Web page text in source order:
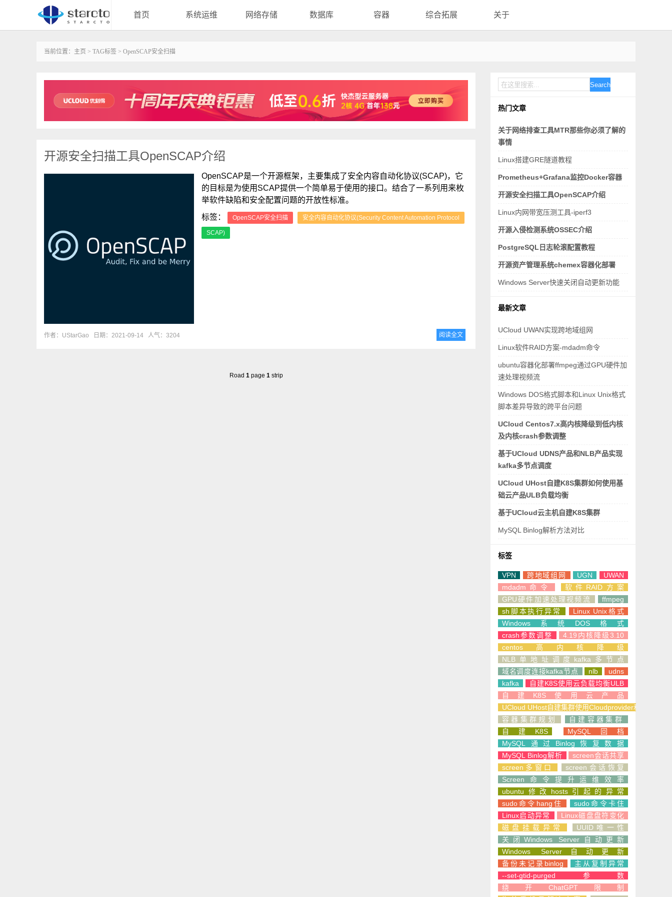
首页 系统运维 网络存储 数据库 容器 综合拓展 关于
当前位置： 主页 > TAG标签 > OpenSCAP安全扫描
开源安全扫描工具OpenSCAP介绍
OpenSCAP是一个开源框架，主要集成了安全内容自动化协议(SCAP)，它
的目标是为使用SCAP提供一个简单易于使用的接口。结合了一系列用来枚
举软件缺陷和安全配置问题的开放性标准。
标签：
OpenSCAP安全扫描 安全内容自动化协议(Security Content Automation Protocol
SCAP)
作者：UStarGao 日期：2021-09-14 人气：3204 阅读全文
Road 1 page 1 strip
Search
热门文章
关于网络排查工具MTR那些你必须了解的
事情
Linux搭建GRE隧道教程
Prometheus+Grafana监控Docker容器
开源安全扫描工具OpenSCAP介绍
Linux内网带宽压测工具-iperf3
开源入侵检测系统OSSEC介绍
PostgreSQL日志轮滚配置教程
开源资产管理系统chemex容器化部署
Windows Server快速关闭自动更新功能
最新文章
UCloud UWAN实现跨地域组网
Linux软件RAID方案-mdadm命令
ubuntu容器化部署ffmpeg通过GPU硬件加
速处理视频流
Windows DOS格式脚本和Linux Unix格式
脚本差异导致的跨平台问题
UCloud Centos7.x高内核降级到低内核
及内核crash参数调整
基于UCloud UDNS产品和NLB产品实现
kafka多节点调度
UCloud UHost自建K8S集群如何使用基
础云产品ULB负载均衡
基于UCloud云主机自建K8S集群
MySQL Binlog解析方法对比
标签
VPN 跨地域组网 UGN
UWAN
mdadm命令
软件RAID方案
GPU硬件加速处理视频流
ffmpeg
sh脚本执行异常
Linux Unix格式
Windows系统DOS格式
crash参数调整
4.19内核降级3.10
centos高内核降级
NLB单地址调度kafka多节点
域名调度连接kafka节点
nlb
udns
kafka
自建K8S使用云负载均衡ULB
自建K8S使用云产品
UCloud UHost自建集群使用Cloudprovider和CSI
容器集群规划
自建容器集群
自建K8S
MySQL回档
MySQL通过Binlog恢复数据
MySQL Binlog解析
screen会话共享
screen多窗口
screen会话恢复
Screen命令提升运维效率
ubuntu修改hosts引起的异常
sudo命令hang住
sudo命令卡住
Linux启动异常
Linux磁盘盘符变化
磁盘挂载异常
UUID唯一性
关闭Windows Server自动更新
Windows Server自动更新
备份未记录binlog
主从复制异常
--set-gtid-purged参数
绕开ChatGPT限制